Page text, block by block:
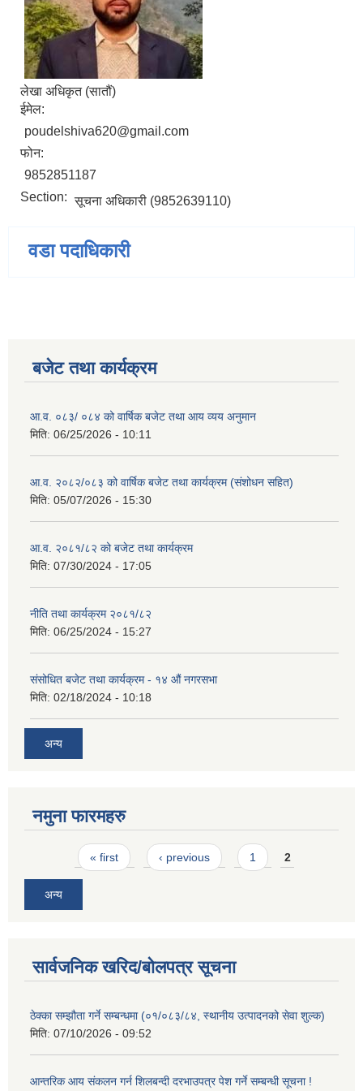
लेखा अधिकृत (सातौं)
ईमेल:
poudelshiva620@gmail.com
फोन:
9852851187
Section: सूचना अधिकारी (9852639110)
वडा पदाधिकारी
बजेट तथा कार्यक्रम
आ.व. ०८३/ ०८४ को वार्षिक बजेट तथा आय व्यय अनुमान
मिति: 06/25/2026 - 10:11
आ.व. २०८२/०८३ को वार्षिक बजेट तथा कार्यक्रम (संशोधन सहित)
मिति: 05/07/2026 - 15:30
आ.व. २०८१/८२ को बजेट तथा कार्यक्रम
मिति: 07/30/2024 - 17:05
नीति तथा कार्यक्रम २०८१/८२
मिति: 06/25/2024 - 15:27
संसोधित बजेट तथा कार्यक्रम - १४ औं नगरसभा
मिति: 02/18/2024 - 10:18
अन्य
नमुना फारमहरु
Pages« first ‹ previous 1 2
अन्य
सार्वजनिक खरिद/बोलपत्र सूचना
ठेक्का सम्झौता गर्ने सम्बन्धमा (०१/०८३/८४, स्थानीय उत्पादनको सेवा शुल्क)
मिति: 07/10/2026 - 09:52
आन्तरिक आय संकलन गर्न शिलबन्दी दरभाउपत्र पेश गर्ने सम्बन्धी सूचना !